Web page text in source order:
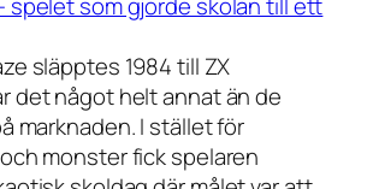
spelet som gjorde skolan till ett
släpptes 1984 till ZX
det något helt annat än de
marknaden. I stället för
monster fick spelaren